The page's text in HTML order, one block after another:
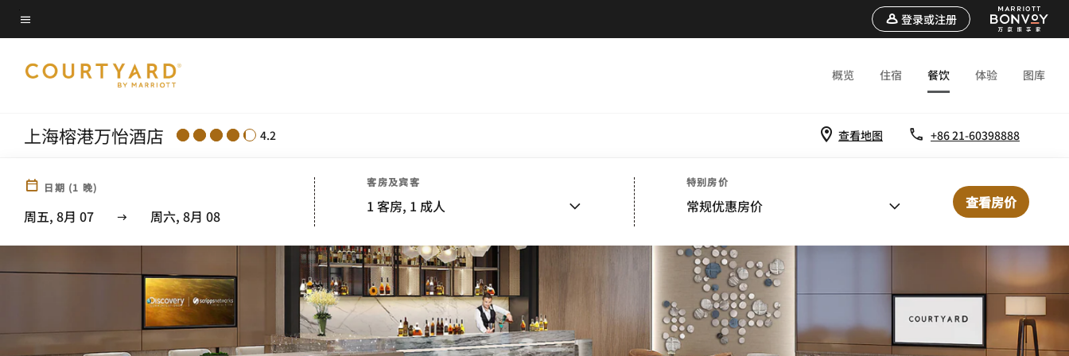
Skip
to
content
菜单文本
登录或注册
概览 住宿 餐饮 体验 图库
上海榕港万怡酒店 4.2 查看地图 +86 21-60398888
日期 (1 晚)
周五, 8月 07 周六, 8月 08
客房及宾客
1 客房, 1 成人
特别房价
常规优惠房价 查看房价